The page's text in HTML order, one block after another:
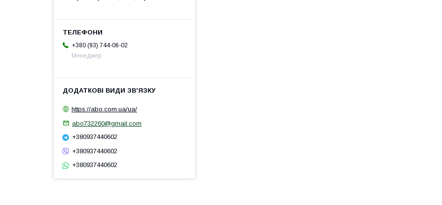
+380 (93) 744-06-02
Менеджер
https://abo.com.ua/ua/
abo732260@gmail.com
+380937440602
+380937440602
+380937440602